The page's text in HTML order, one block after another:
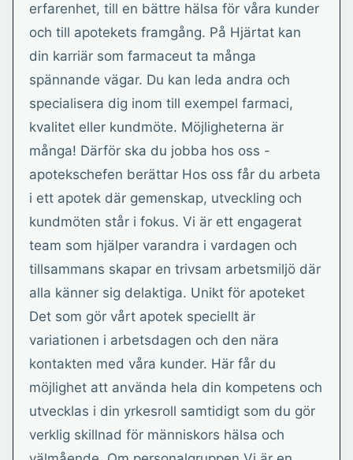
erfarenhet, till en bättre hälsa för våra kunder
och till apotekets framgång. På Hjärtat kan
din karriär som farmaceut ta många
spännande vägar. Du kan leda andra och
specialisera dig inom till exempel farmaci,
kvalitet eller kundmöte. Möjligheterna är
många! Därför ska du jobba hos oss -
apotekschefen berättar Hos oss får du arbeta
i ett apotek där gemenskap, utveckling och
kundmöten står i fokus. Vi är ett engagerat
team som hjälper varandra i vardagen och
tillsammans skapar en trivsam arbetsmiljö där
alla känner sig delaktiga. Unikt för apoteket
Det som gör vårt apotek speciellt är
variationen i arbetsdagen och den nära
kontakten med våra kunder. Här får du
möjlighet att använda hela din kompetens och
utvecklas i din yrkesroll samtidigt som du gör
verklig skillnad för människors hälsa och